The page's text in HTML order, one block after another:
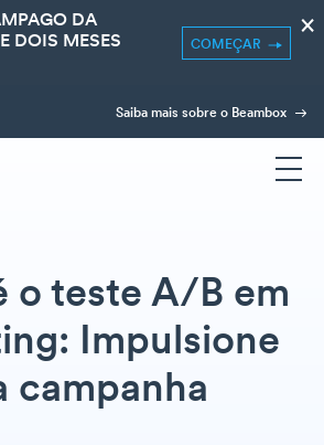
DA
DOIS MESES
COMEÇAR
×
Saiba mais sobre o Beambox
o teste A/B em
Impulsione
campanha